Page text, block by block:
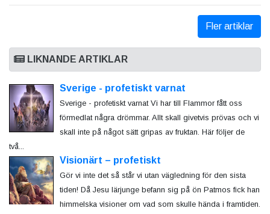
Fler artiklar
LIKNANDE ARTIKLAR
Sverige - profetiskt varnat
Sverige - profetiskt varnat Vi har till Flammor fått oss
förmedlat några drömmar. Allt skall givetvis prövas och vi
skall inte på något sätt gripas av fruktan. Här följer de
två...
Visionärt – profetiskt
Gör vi inte det så står vi utan vägledning för den sista
tiden! Då Jesu lärjunge befann sig på ön Patmos fick han
himmelska visioner om vad som skulle hända i framtiden.